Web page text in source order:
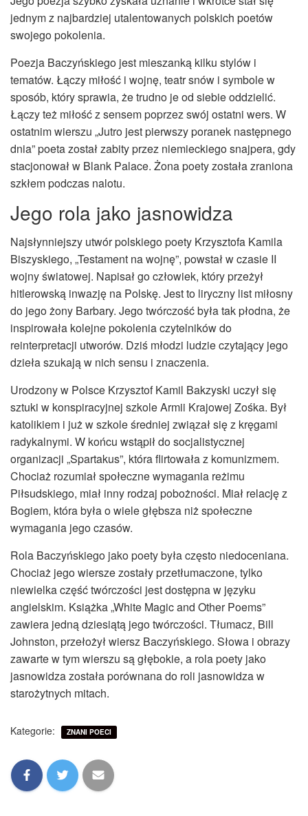
jednym z najbardziej utalentowanych polskich poetów
swojego pokolenia.
Poezja Baczyńskiego jest mieszanką kilku stylów i
tematów. Łączy miłość i wojnę, teatr snów i symbole w
sposób, który sprawia, że trudno je od siebie oddzielić.
Łączy też miłość z sensem poprzez swój ostatni wers. W
ostatnim wierszu „Jutro jest pierwszy poranek następnego
dnia” poeta został zabity przez niemieckiego snajpera, gdy
stacjonował w Blank Palace. Żona poety została zraniona
szkłem podczas nalotu.
Jego rola jako jasnowidza
Najsłynniejszy utwór polskiego poety Krzysztofa Kamila
Biszyskiego, „Testament na wojnę”, powstał w czasie II
wojny światowej. Napisał go człowiek, który przeżył
hitlerowską inwazję na Polskę. Jest to liryczny list miłosny
do jego żony Barbary. Jego twórczość była tak płodna, że
inspirowała kolejne pokolenia czytelników do
reinterpretacji utworów. Dziś młodzi ludzie czytający jego
dzieła szukają w nich sensu i znaczenia.
Urodzony w Polsce Krzysztof Kamil Bakzyski uczył się
sztuki w konspiracyjnej szkole Armii Krajowej Zośka. Był
katolikiem i już w szkole średniej związał się z kręgami
radykalnymi. W końcu wstąpił do socjalistycznej
organizacji „Spartakus”, która flirtowała z komunizmem.
Chociaż rozumiał społeczne wymagania reżimu
Piłsudskiego, miał inny rodzaj pobożności. Miał relację z
Bogiem, która była o wiele głębsza niż społeczne
wymagania jego czasów.
Rola Baczyńskiego jako poety była często niedoceniana.
Chociaż jego wiersze zostały przetłumaczone, tylko
niewielka część twórczości jest dostępna w języku
angielskim. Książka „White Magic and Other Poems”
zawiera jedną dziesiątą jego twórczości. Tłumacz, Bill
Johnston, przełożył wiersz Baczyńskiego. Słowa i obrazy
zawarte w tym wierszu są głębokie, a rola poety jako
jasnowidza została porównana do roli jasnowidza w
starożytnych mitach.
Kategorie: ZNANI POECI